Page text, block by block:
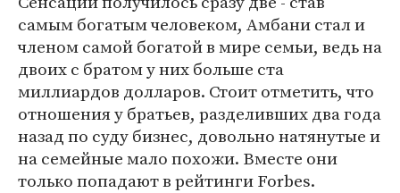
самым богатым человеком, Амбани стал и
членом самой богатой в мире семьи, ведь на
двоих с братом у них больше ста
миллиардов долларов. Стоит отметить, что
отношения у братьев, разделивших два года
назад по суду бизнес, довольно натянутые и
на семейные мало похожи. Вместе они
только попадают в рейтинги Forbes.